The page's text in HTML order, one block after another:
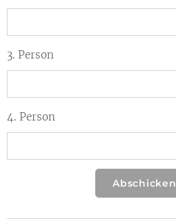
3. Person
4. Person
Abschicken